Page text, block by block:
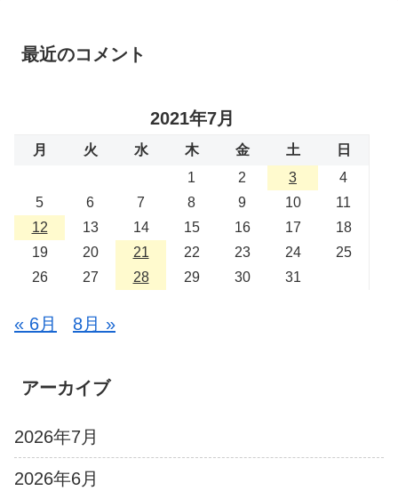
最近のコメント
2021年7月
月 火 水 木 金 土
日
1
2 3
4
5
6 7 8 9 10
11
12
13 14 15 16 17
18
19
20 21 22 23 24
25
26
27 28 29 30 31
« 6月 8月 »
アーカイブ
2026年7月
2026年6月